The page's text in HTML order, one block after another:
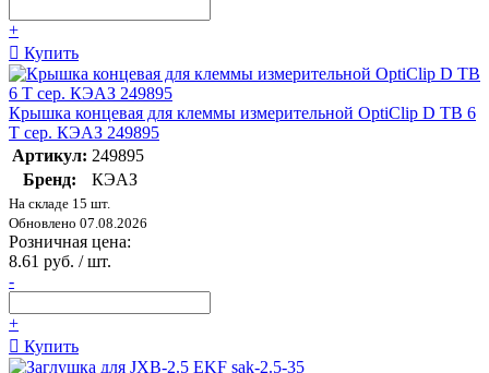
+
Купить
Крышка концевая для клеммы измерительной OptiClip D TB 6
T сер. КЭАЗ 249895
Артикул: 249895
Бренд:
КЭАЗ
На складе 15 шт.
Обновлено 07.08.2026
Розничная цена:
8.61 руб. / шт.
-
+
Купить